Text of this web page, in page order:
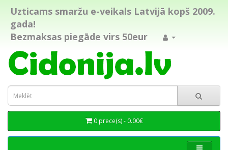
Uzticams smaržu e-veikals Latvijā kopš 2009.
gada!
Bezmaksas piegāde virs 50eur
0 prece(s) - 0.00€